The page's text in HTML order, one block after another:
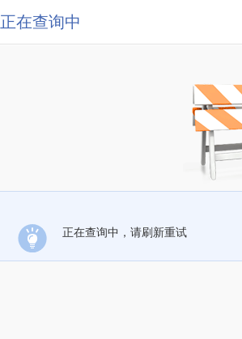
正在查询中
正在查询中，请刷新重试